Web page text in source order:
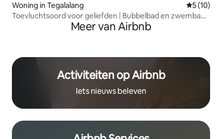
Woning in Tegalalang
5 (10)
Toevluchtsoord voor geliefden | Bubbelbad en zwembad
Meer van Airbnb
Activiteiten op Airbnb
Iets nieuws beleven